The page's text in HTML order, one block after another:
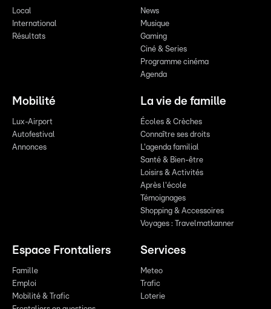
Local
International
Résultats
News
Musique
Gaming
Ciné & Series
Programme cinéma
Agenda
Mobilité
Lux-Airport
Autofestival
Annonces
La vie de famille
Écoles & Crèches
Connaître ses droits
L'agenda familial
Santé & Bien-être
Loisirs & Activités
Après l'école
Témoignages
Shopping & Accessoires
Voyages : Travelmatkanner
Espace Frontaliers
Famille
Emploi
Mobilité & Trafic
Services
Meteo
Trafic
Loterie